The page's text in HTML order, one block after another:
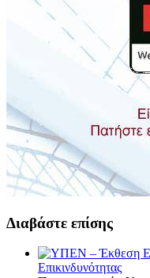
Διαβάστε επίσης
Επικινδυνότητας